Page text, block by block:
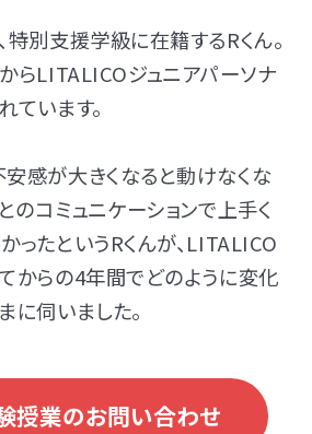
Q&A
サイトマップ
別支援学級に在籍するRくん。
らLITALICOジュニアパーソナ
ています。
感が大きくなると動けなくな
のコミュニケーションで上手く
ったというRくんが、LITALICO
からの4年間でどのように変化
に伺いました。
授業のお問い合わせ